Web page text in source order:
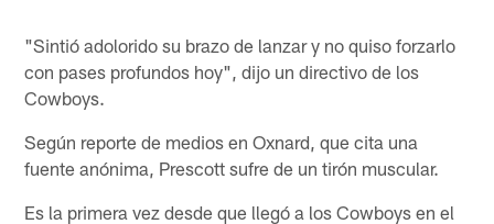
"Sintió adolorido su brazo de lanzar y no quiso forzarlo
con pases profundos hoy", dijo un directivo de los
Cowboys.
Según reporte de medios en Oxnard, que cita una
fuente anónima, Prescott sufre de un tirón muscular.
Es la primera vez desde que llegó a los Cowboys en el